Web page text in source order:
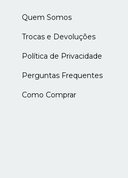
Quem Somos
Trocas e Devoluções
Política de Privacidade
Perguntas Frequentes
Como Comprar